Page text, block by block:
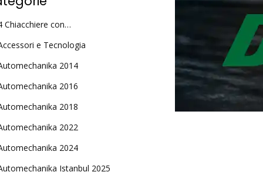
Chiacchiere con…
e Tecnologia
2014
2016
2018
2022
2024
Istanbul 2025